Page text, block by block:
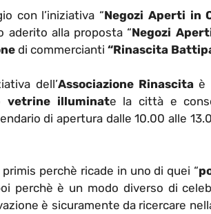
con l’iniziativa “Negozi Aperti in
aderito alla proposta “Negozi
di commercianti “Rinascita
dell’Associazione Rinascitaè
vetrine illuminate la città e
di apertura dalle 10.00 alle
perchè ricade in uno di quei “
perchè è un modo diverso di
è sicuramente da ricercare